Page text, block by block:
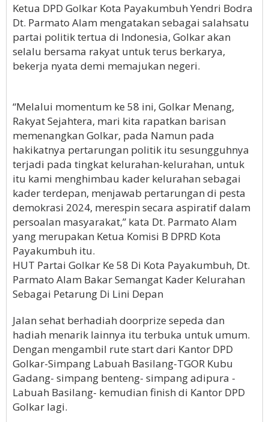
Ketua DPD Golkar Kota Payakumbuh Yendri Bodra
Dt. Parmato Alam mengatakan sebagai salahsatu
partai politik tertua di Indonesia, Golkar akan
selalu bersama rakyat untuk terus berkarya,
bekerja nyata demi memajukan negeri.
“Melalui momentum ke 58 ini, Golkar Menang,
Rakyat Sejahtera, mari kita rapatkan barisan
memenangkan Golkar, pada Namun pada
hakikatnya pertarungan politik itu sesungguhnya
terjadi pada tingkat kelurahan-kelurahan, untuk
itu kami menghimbau kader kelurahan sebagai
kader terdepan, menjawab pertarungan di pesta
demokrasi 2024, merespin secara aspiratif dalam
persoalan masyarakat,” kata Dt. Parmato Alam
yang merupakan Ketua Komisi B DPRD Kota
Payakumbuh itu.
HUT Partai Golkar Ke 58 Di Kota Payakumbuh, Dt.
Parmato Alam Bakar Semangat Kader Kelurahan
Sebagai Petarung Di Lini Depan
Jalan sehat berhadiah doorprize sepeda dan
hadiah menarik lainnya itu terbuka untuk umum.
Dengan mengambil rute start dari Kantor DPD
Golkar-Simpang Labuah Basilang-TGOR Kubu
Gadang- simpang benteng- simpang adipura -
Labuah Basilang- kemudian finish di Kantor DPD
Golkar lagi.